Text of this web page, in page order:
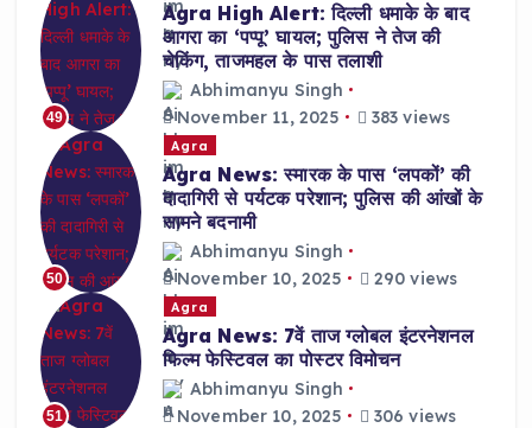
49
Agra High Alert: दिल्ली धमाके के बाद
आगरा का ‘पप्पू’ घायल; पुलिस ने तेज की
चेकिंग, ताजमहल के पास तलाशी
Abhimanyu Singh
November 11, 2025
383 views
50
Agra
Agra News: स्मारक के पास ‘लपकों’ की
दादागिरी से पर्यटक परेशान; पुलिस की आंखों के
सामने बदनामी
Abhimanyu Singh
November 10, 2025
290 views
51
Agra
Agra News: 7वें ताज ग्लोबल इंटरनेशनल
फिल्म फेस्टिवल का पोस्टर विमोचन
Abhimanyu Singh
November 10, 2025
306 views